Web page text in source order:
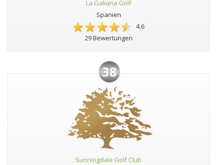
La Galiana Golf
Spanien
4.6
29 Bewertungen
38
Sunningdale Golf Club